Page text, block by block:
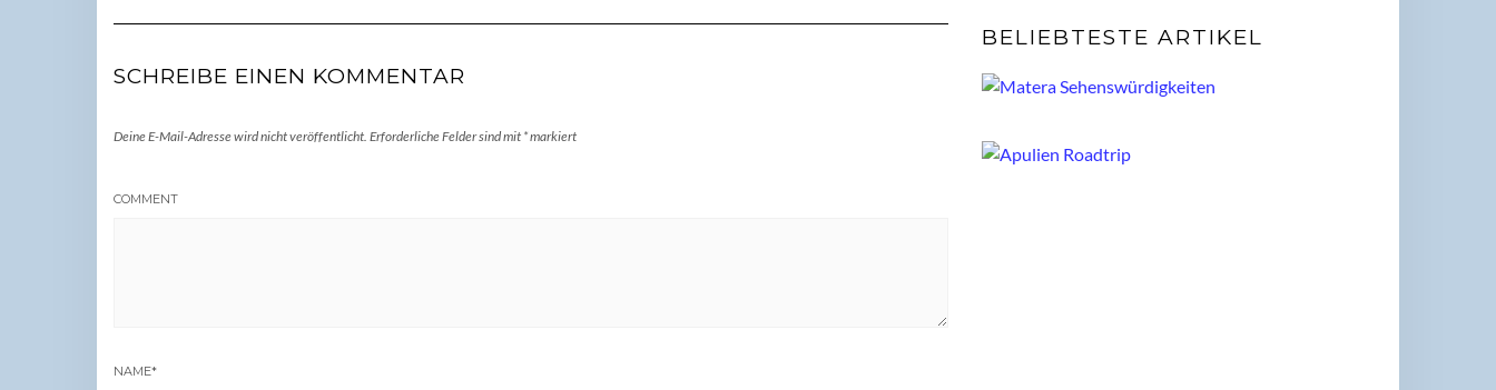
SCHREIBE EINEN KOMMENTAR
Deine E-Mail-Adresse wird nicht veröffentlicht. Erforderliche Felder sind mit *markiert
COMMENT
NAME*
BELIEBTESTE ARTIKEL